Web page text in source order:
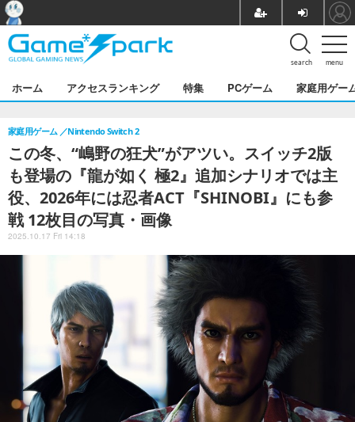
menu
search
ホーム アクセスランキング 特集 PCゲーム 家庭用ゲー
この冬、“嶋野の狂犬”がアツい。スイッチ2版
も登場の『龍が如く 極2』追加シナリオでは主
役、2026年には忍者ACT『SHINOBI』にも参
戦 12枚目の写真・画像
家庭用ゲーム Nintendo Switch 2
2025.10.17 Fri 14:18